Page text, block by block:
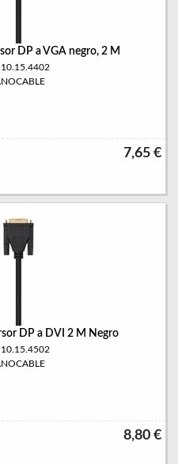
DP a VGA negro, 2 M
10.15.4402
7,65 €
DP a DVI 2 M Negro
10.15.4502
8,80 €